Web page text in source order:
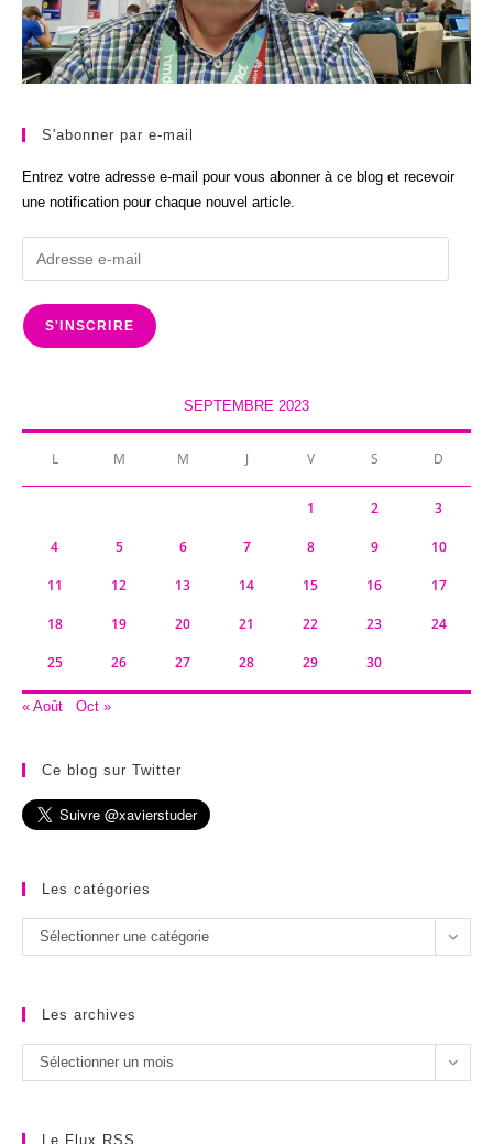
S'abonner par e-mail
Entrez votre adresse e-mail pour vous abonner à ce blog et recevoir
une notification pour chaque nouvel article.
Adresse
e-
mail
S'INSCRIRE
SEPTEMBRE 2023
L M M J V S D
1 2 3
4 5 6 7 8 9 10
11 12 13 14 15 16 17
18 19 20 21 22 23 24
25 26 27 28 29 30
« Août Oct »
Ce blog sur Twitter
Les catégories
Les
catégories
Sélectionner une catégorie
Les archives
Les
archives
Sélectionner un mois
Le Flux RSS